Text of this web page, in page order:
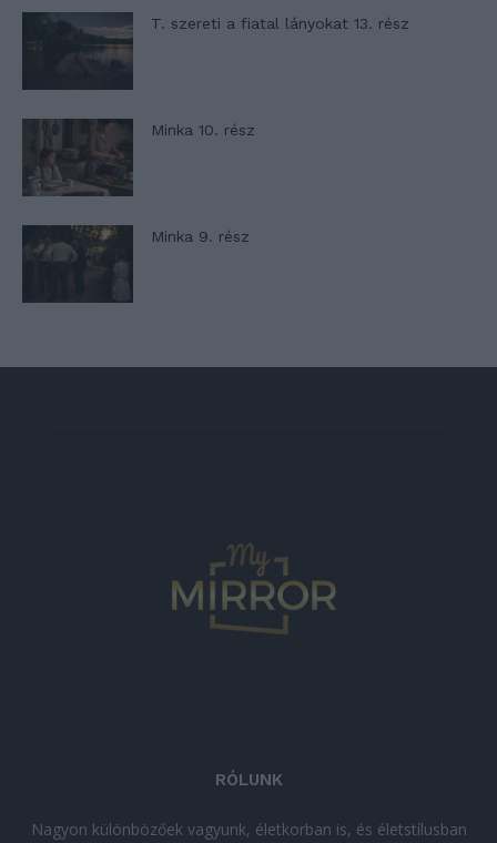
T. szereti a fiatal lányokat 13. rész
Minka 10. rész
Minka 9. rész
RÓLUNK
Nagyon különbözőek vagyunk, életkorban is, és életstílusban